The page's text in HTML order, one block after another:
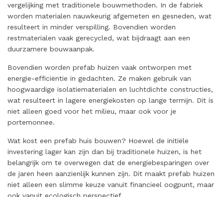
vergelijking met traditionele bouwmethoden. In de fabriek
worden materialen nauwkeurig afgemeten en gesneden, wat
resulteert in minder verspilling. Bovendien worden
restmaterialen vaak gerecycled, wat bijdraagt aan een
duurzamere bouwaanpak.
Bovendien worden prefab huizen vaak ontworpen met
energie-efficiëntie in gedachten. Ze maken gebruik van
hoogwaardige isolatiematerialen en luchtdichte constructies,
wat resulteert in lagere energiekosten op lange termijn. Dit is
niet alleen goed voor het milieu, maar ook voor je
portemonnee.
Wat kost een prefab huis bouwen? Hoewel de initiële
investering lager kan zijn dan bij traditionele huizen, is het
belangrijk om te overwegen dat de energiebesparingen over
de jaren heen aanzienlijk kunnen zijn. Dit maakt prefab huizen
niet alleen een slimme keuze vanuit financieel oogpunt, maar